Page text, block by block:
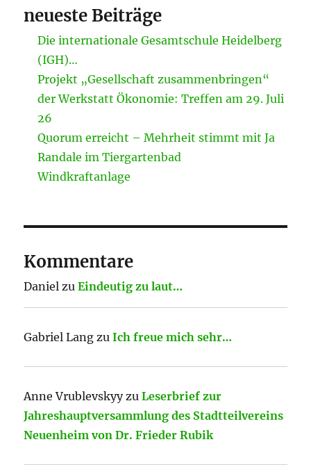
neueste Beiträge
Die internationale Gesamtschule Heidelberg
(IGH)…
Projekt „Gesellschaft zusammenbringen“
der Werkstatt Ökonomie: Treffen am 29. Juli
26
Quorum erreicht – Mehrheit stimmt mit Ja
Randale im Tiergartenbad
Windkraftanlage
Kommentare
Daniel zuEindeutig zu laut…
Gabriel Lang zuIch freue mich sehr…
Anne VrublevskyyzuLeserbrief zur
Jahreshauptversammlung des Stadtteilvereins
Neuenheim von Dr. Frieder Rubik